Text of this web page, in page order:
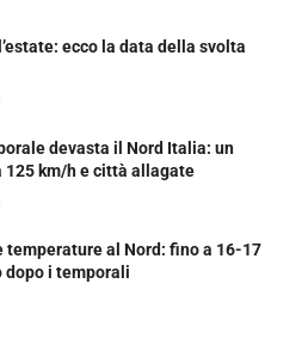
ecco la data della svolta
devasta il Nord Italia: un
125 km/h e città allagate
temperature al Nord: fino a 16-17
dopo i temporali